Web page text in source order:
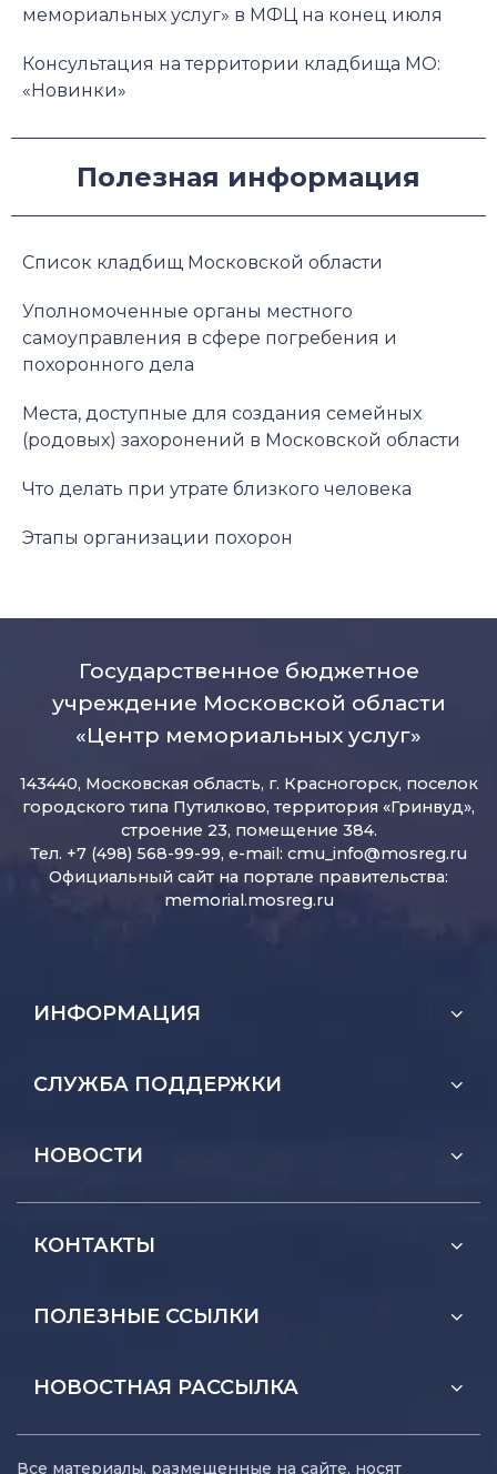
мемориальных услуг» в МФЦ на конец июля
Консультация на территории кладбища МО:
«Новинки»
Полезная информация
Список кладбищ Московской области
Уполномоченные органы местного
самоуправления в сфере погребения и
похоронного дела
Места, доступные для создания семейных
(родовых) захоронений в Московской области
Что делать при утрате близкого человека
Этапы организации похорон
Государственное бюджетное
учреждение Московской области
«Центр мемориальных услуг»
143440, Московская область, г. Красногорск, поселок
городского типа Путилково, территория «Гринвуд»,
строение 23, помещение 384.
Тел. +7 (498) 568-99-99, e-mail: cmu_info@mosreg.ru
Официальный сайт на портале правительства:
memorial.mosreg.ru
ИНФОРМАЦИЯ
СЛУЖБА ПОДДЕРЖКИ
НОВОСТИ
КОНТАКТЫ
ПОЛЕЗНЫЕ ССЫЛКИ
НОВОСТНАЯ РАССЫЛКА
Все материалы, размещенные на сайте, носят